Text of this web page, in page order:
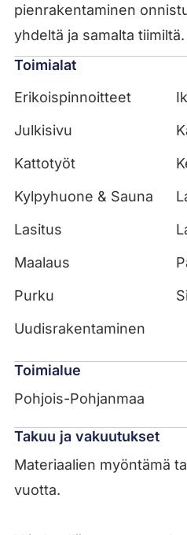
pienrakentaminen
yhdeltä ja samalta tiimiltä.
Toimialat
Erikoispinnoitteet
Julkisivu
Kattotyöt
Kylpyhuone & Sauna
Lasitus
Maalaus
Purku
Uudisrakentaminen
Toimialue
Pohjois-Pohjanmaa
Takuu ja vakuutukset
Materiaalien myöntämä
vuotta.